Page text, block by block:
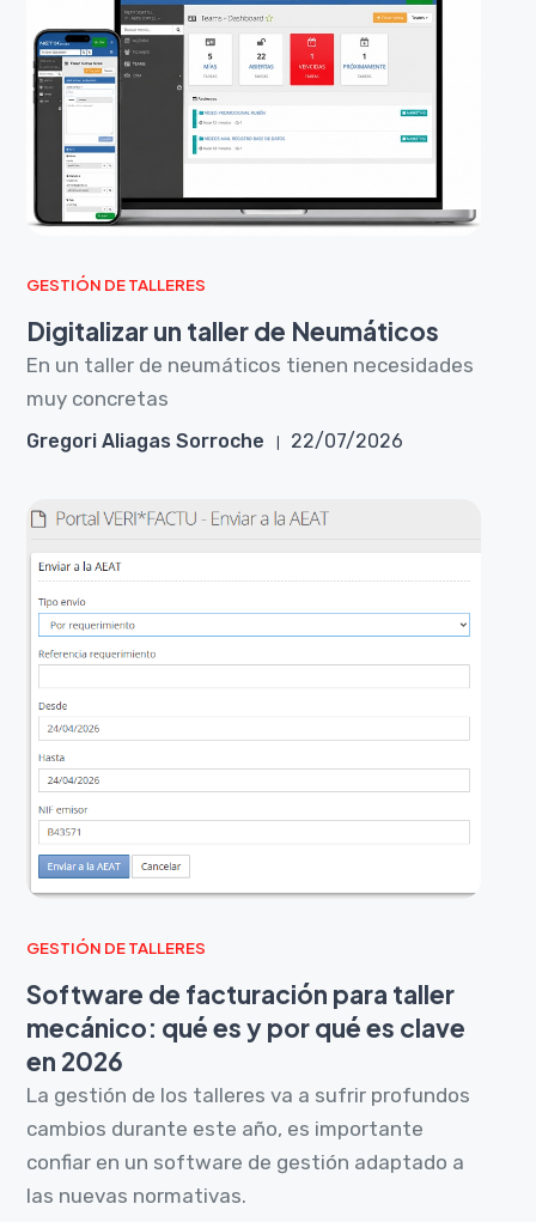
GESTIÓN DE TALLERES
Digitalizar un taller de Neumáticos
En un taller de neumáticos tienen necesidades
muy concretas
Gregori Aliagas Sorroche 22/07/2026
GESTIÓN DE TALLERES
Software de facturación para taller
mecánico: qué es y por qué es clave
en 2026
La gestión de los talleres va a sufrir profundos
cambios durante este año, es importante
confiar en un software de gestión adaptado a
las nuevas normativas.